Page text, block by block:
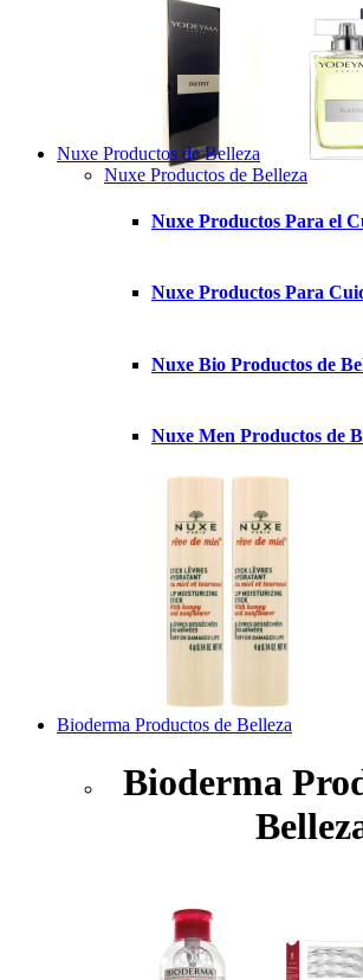
Nuxe Productos de Belleza
Nuxe Productos de Belleza
Nuxe Productos Para el
Nuxe Productos Para
Nuxe Bio Productos de
Nuxe Men Productos de
Bioderma Productos de Belleza
Bioderma